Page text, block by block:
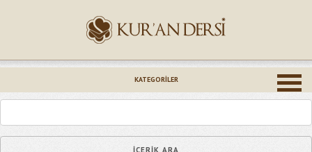
KATEGORILER
Epostanız (*)